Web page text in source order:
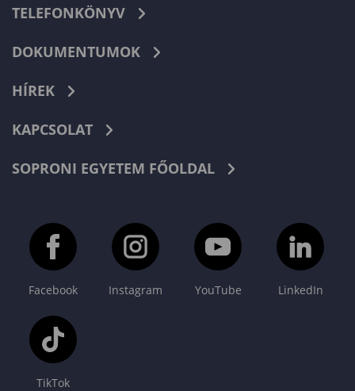
TELEFONKÖNYV
DOKUMENTUMOK
HÍREK
KAPCSOLAT
SOPRONI EGYETEM FŐOLDAL
Facebook Instagram YouTube LinkedIn
TikTok